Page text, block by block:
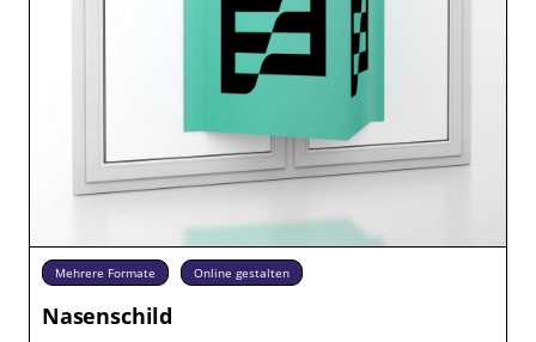
Mehrere Formate Online gestalten
Nasenschild